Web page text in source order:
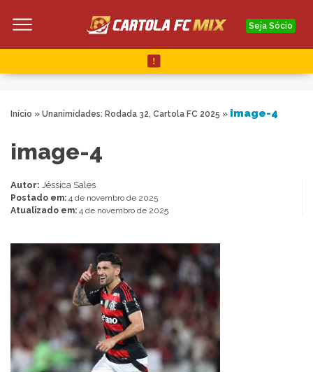
Seja Sócio
Início » Unanimidades: Rodada 32, Cartola FC 2025 » image-4
image-4
Autor: Jéssica Sales
Postado em: 4 de novembro de 2025
Atualizado em: 4 de novembro de 2025